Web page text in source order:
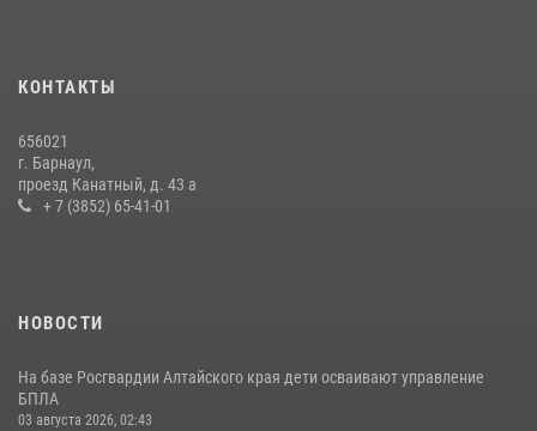
КОНТАКТЫ
656021
г. Барнаул,
проезд Канатный, д. 43 а
+ 7 (3852) 65-41-01
НОВОСТИ
На базе Росгвардии Алтайского края дети осваивают управление
БПЛА
03 августа 2026, 02:43